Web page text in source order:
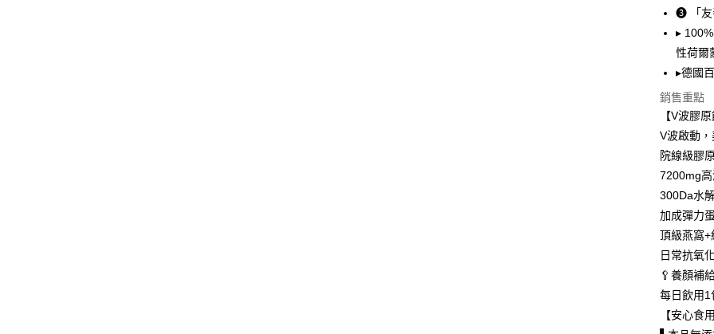
https://
３．未成
「
任。
４．使用
即時審查
結果請求
５．嚴禁
形，恩沛
每筆
付款後7-
每筆
每筆
離島宅配
每筆
貨到付款
每筆
海外配送(
國家/地區
❸ 「友
▸
性荷爾
▸德國
銷售重點
【V波膠
V波啟動
院線級膠
7200mg
300Da水
加成彈力
頂級燕窩
日常抗氧
🥄養顏補
每日飲用
【安心食